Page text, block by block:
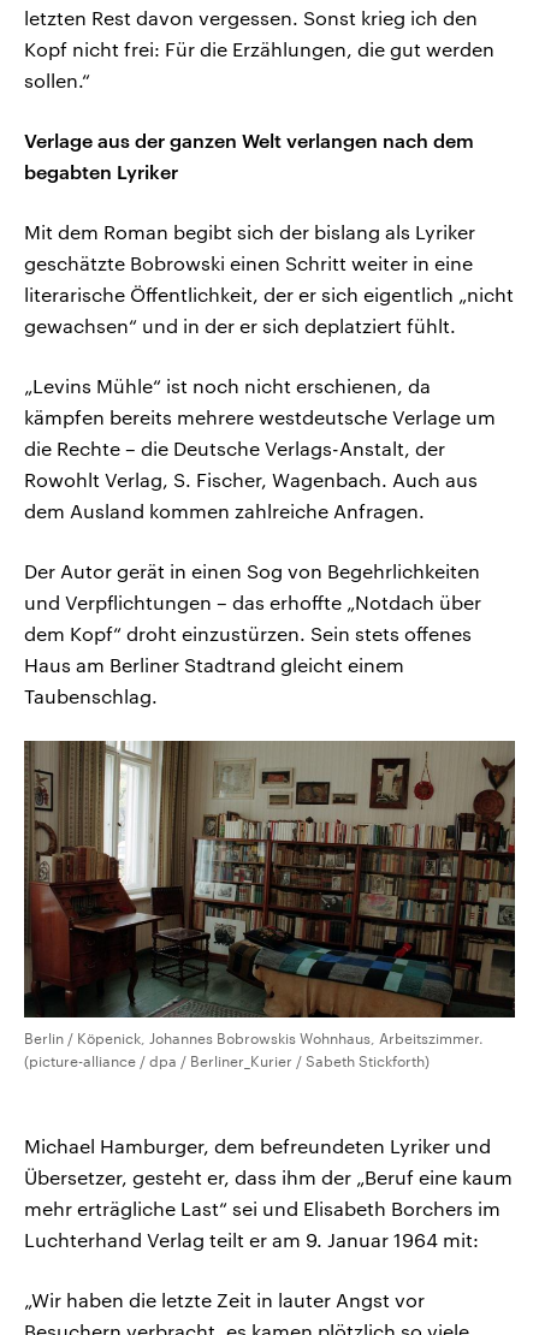
letzten Rest davon vergessen. Sonst krieg ich den
Kopf nicht frei: Für die Erzählungen, die gut werden
sollen.“
Verlage aus der ganzen Welt verlangen nach dem
begabten Lyriker
Mit dem Roman begibt sich der bislang als Lyriker
geschätzte Bobrowski einen Schritt weiter in eine
literarische Öffentlichkeit, der er sich eigentlich „nicht
gewachsen“ und in der er sich deplatziert fühlt.
„Levins Mühle“ ist noch nicht erschienen, da
kämpfen bereits mehrere westdeutsche Verlage um
die Rechte – die Deutsche Verlags-Anstalt, der
Rowohlt Verlag, S. Fischer, Wagenbach. Auch aus
dem Ausland kommen zahlreiche Anfragen.
Der Autor gerät in einen Sog von Begehrlichkeiten
und Verpflichtungen – das erhoffte „Notdach über
dem Kopf“ droht einzustürzen. Sein stets offenes
Haus am Berliner Stadtrand gleicht einem
Taubenschlag.
Berlin / Köpenick, Johannes Bobrowskis Wohnhaus, Arbeitszimmer.
(picture-alliance / dpa / Berliner_Kurier / Sabeth Stickforth)
Michael Hamburger, dem befreundeten Lyriker und
Übersetzer, gesteht er, dass ihm der „Beruf eine kaum
mehr erträgliche Last“ sei und Elisabeth Borchers im
Luchterhand Verlag teilt er am 9. Januar 1964 mit:
„Wir haben die letzte Zeit in lauter Angst vor